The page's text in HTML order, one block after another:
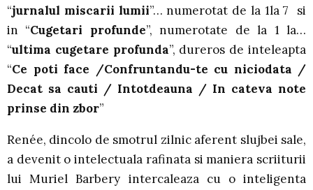
“jurnalul miscarii lumii”… numerotat de la 1la 7 si
in “Cugetari profunde”, numerotate de la 1 la…
“ultima cugetare profunda”, dureros de inteleapta
“Ce poti face /Confruntandu-te cu niciodata /
Decat sa cauti / Intotdeauna / In cateva note
prinse din zbor”
Renée, dincolo de smotrul zilnic aferent slujbei sale,
a devenit o intelectuala rafinata si maniera scriiturii
lui Muriel Barbery intercaleaza cu o inteligenta